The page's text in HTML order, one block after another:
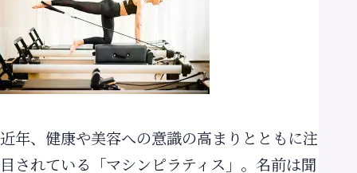
近年、健康や美容への意識の高まりとともに注
目されている「マシンピラティス」。名前は聞